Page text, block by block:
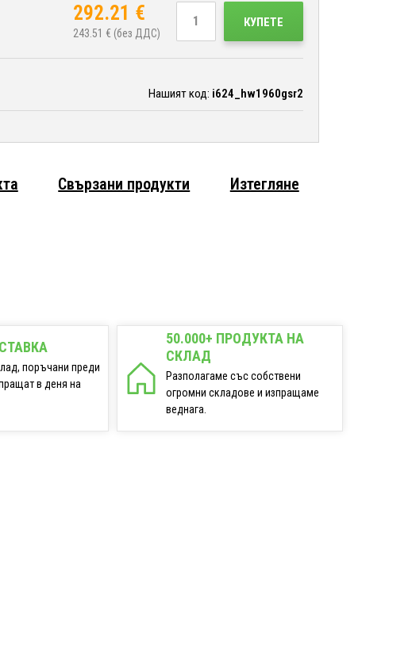
292.21 €
243.51 € (без ДДС)
КУПЕТЕ
Нашият код: i624_hw1960gsr2
Свързани продукти Изтегляне
поръчани преди
в деня на
50.000+ ПРОДУКТА НА
СКЛАД
Разполагаме със собствени
огромни складове и изпращаме
веднага.